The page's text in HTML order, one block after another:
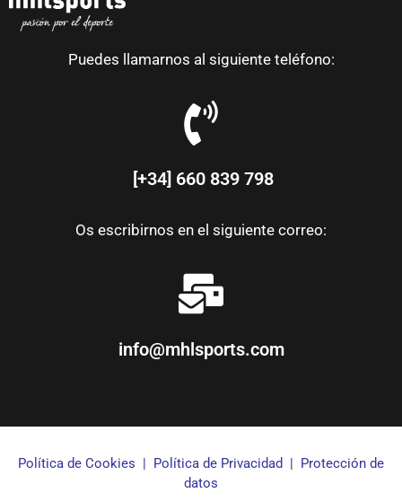
Puedes llamarnos al siguiente teléfono:
[+34] 660 839 798
Os escribirnos en el siguiente correo:
info@mhlsports.com
Política de Cookies | Política de Privacidad | Protección de
datos